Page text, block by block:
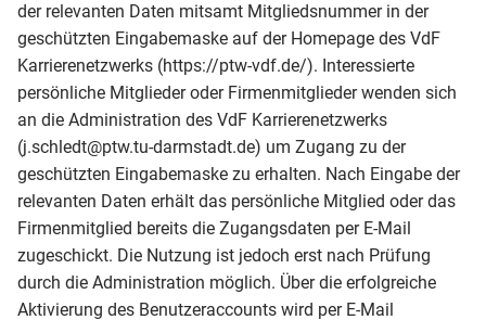
der relevanten Daten mitsamt Mitgliedsnummer in der
geschützten Eingabemaske auf der Homepage des VdF
Karrierenetzwerks (https://ptw-vdf.de/). Interessierte
persönliche Mitglieder oder Firmenmitglieder wenden sich
an die Administration des VdF Karrierenetzwerks
(j.schledt@ptw.tu-darmstadt.de) um Zugang zu der
geschützten Eingabemaske zu erhalten. Nach Eingabe der
relevanten Daten erhält das persönliche Mitglied oder das
Firmenmitglied bereits die Zugangsdaten per E-Mail
zugeschickt. Die Nutzung ist jedoch erst nach Prüfung
durch die Administration möglich. Über die erfolgreiche
Aktivierung des Benutzeraccounts wird per E-Mail